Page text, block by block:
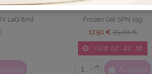
LaQ 8ml
Frozen Gel SPN 15g
17,50 €25,00 €
02 d. 07 :42 : 17
Acquista